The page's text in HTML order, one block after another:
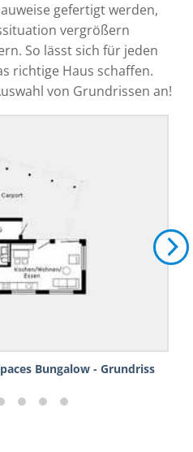
gefertigt werden,
vergrößern
So lässt sich für jeden
richtige Haus schaffen.
von Grundrissen an!
Bungalow - Grundriss